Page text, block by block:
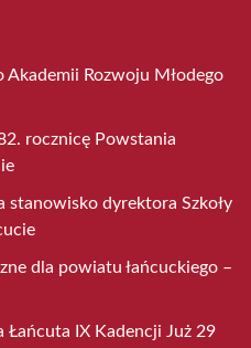
Akademii Rozwoju Młodego
rocznicę Powstania
stanowisko dyrektora Szkoły
dla powiatu łańcuckiego –
Łańcuta IX Kadencji Już 29